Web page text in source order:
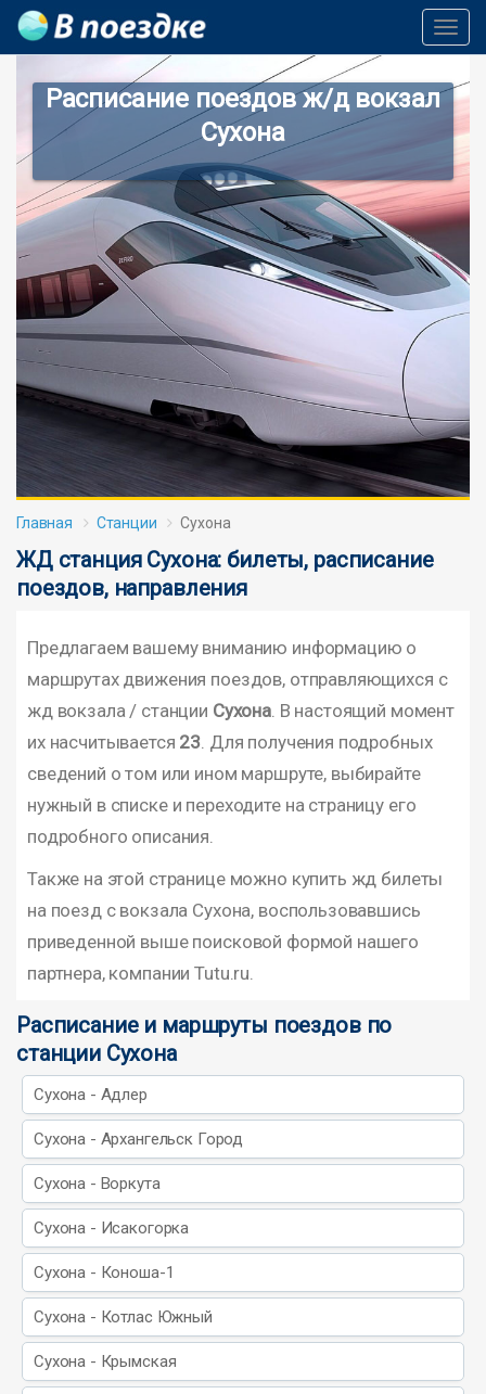
Расписание поездов ж/д вокзал
Сухона
Главная Станции Сухона
ЖД станция Сухона: билеты, расписание
поездов, направления
Предлагаем вашему вниманию информацию о
маршрутах движения поездов, отправляющихся с
жд вокзала / станции Сухона. В настоящий момент
их насчитывается 23 . Для получения подробных
сведений о том или ином маршруте, выбирайте
нужный в списке и переходите на страницу его
подробного описания.
Также на этой странице можно купить жд билеты
на поезд с вокзала Сухона, воспользовавшись
приведенной выше поисковой формой нашего
партнера, компании Tutu.ru.
Расписание и маршруты поездов по
станции Сухона
Сухона - Адлер
Сухона - Архангельск Город
Сухона - Воркута
Сухона - Исакогорка
Сухона - Коноша-1
Сухона - Котлас Южный
Сухона - Крымская